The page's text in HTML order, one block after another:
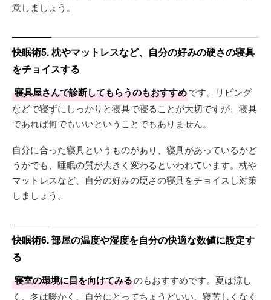
意しましょう。
快眠術5. 枕やマットレスなど、自分の好みの硬さの寝具
をチョイスする
寝具屋さんで診断してもらうのもおすすめです。リビング
などで寝ずにしっかりと寝具で寝ることが大切ですが、寝具
であれば何でもいいということでもありません。
自分に合った寝具というものがあり、寝具があっているかど
うかでも、睡眠の質が大きく変わるといわれています。枕や
マットレスなど、自分の好みの硬さの寝具をチョイスし対策
しましょう。
快眠術6. 部屋の温度や湿度を自分の快適な数値に設定す
る
寝室の環境に目を向けてみるのもおすすめです。夏は涼し
く、冬は暖かく、自分にとってちょうどいい、寝苦しくなく